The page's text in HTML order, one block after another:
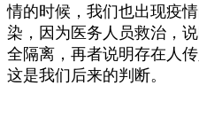
情的时候，我们也出现疫
染，因为医务人员救治，
全隔离，再者说明存在人
这是我们后来的判断。